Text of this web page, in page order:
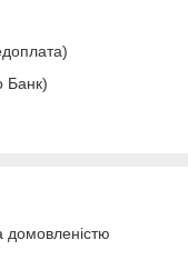
Банк)
домовленістю